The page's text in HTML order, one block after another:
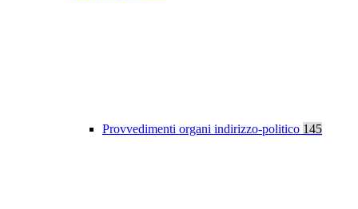
Provvedimenti organi indirizzo-politico 145